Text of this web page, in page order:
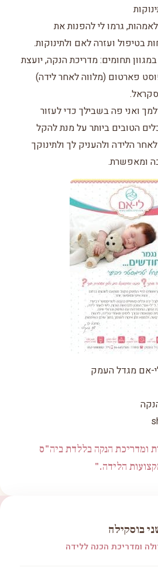
גרמו לי להפנות את
בטיפול ועזרה לאם ולתינוקות.
תחומים: מדריכת הנקה, יועצת
פארטום (מלווה לאחר לידה)
ואני פה בשבילך כדי לעזור
הטובים ביותר על מנת להקל
הלידה ולהעניק לך ולתינוקך
ומאפשרת.
אם מגדל העמק
ומדריכת הנקה בללדת ביה"ס
הלידה."
בוסקילה
ומדריכת הכנה ללידה